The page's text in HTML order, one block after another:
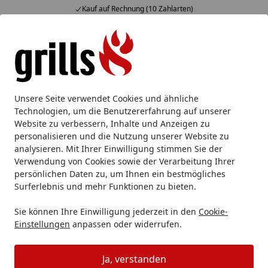
Unsere Seite verwendet Cookies und ähnliche
Technologien, um die Benutzererfahrung auf unserer
Website zu verbessern, Inhalte und Anzeigen zu
personalisieren und die Nutzung unserer Website zu
analysieren. Mit Ihrer Einwilligung stimmen Sie der
Verwendung von Cookies sowie der Verarbeitung Ihrer
persönlichen Daten zu, um Ihnen ein bestmögliches
Surferlebnis und mehr Funktionen zu bieten.
Sie können Ihre Einwilligung jederzeit in den Cookie-
Einstellungen anpassen oder widerrufen.
Ja, verstanden
Fachberatung & individuelle
Alle Produkte
Mein Konto
Suchen
Kühlbox
Startseite